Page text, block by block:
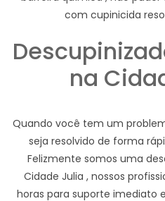
com cupinicida
na
Quando você tem um
seja resolvido de forma
Felizmente somos uma
Cidade Julia , nossos
horas para suporte imediato